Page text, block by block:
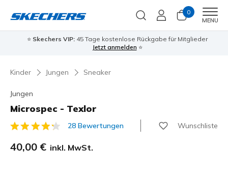
0
MENU
⭐Skechers VIP:45 Tage kostenlose Rückgabe für Mitglieder
Jetzt anmelden⭐
Kinder Jungen Sneaker
Jungen
Microspec - Texlor
4,6 von 5 Kundenbewertungen
28 Bewertungen Wunschliste
40,00 € inkl. MwSt.